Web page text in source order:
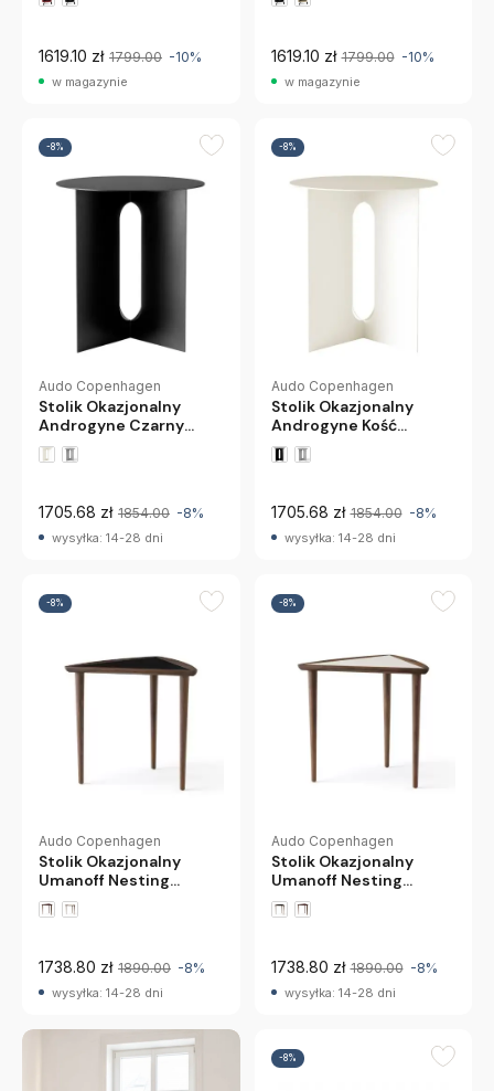
1619.10 zł 1799.00 -10%
w magazynie
1619.10 zł 1799.00 -10%
w magazynie
-8%
Audo Copenhagen
Stolik Okazjonalny
Androgyne Czarny
Audo Copenhagen
1705.68 zł 1854.00 -8%
wysyłka: 14-28 dni
-8%
Audo Copenhagen
Stolik Okazjonalny
Androgyne Kość
Słoniowa Audo
Copenhagen
1705.68 zł 1854.00 -8%
wysyłka: 14-28 dni
-8%
Audo Copenhagen
Stolik Okazjonalny
Umanoff Nesting
Czarny Audo
Copenhagen
1738.80 zł 1890.00 -8%
wysyłka: 14-28 dni
-8%
Audo Copenhagen
Stolik Okazjonalny
Umanoff Nesting
Mleczny Audo
Copenhagen
1738.80 zł 1890.00 -8%
wysyłka: 14-28 dni
-8%